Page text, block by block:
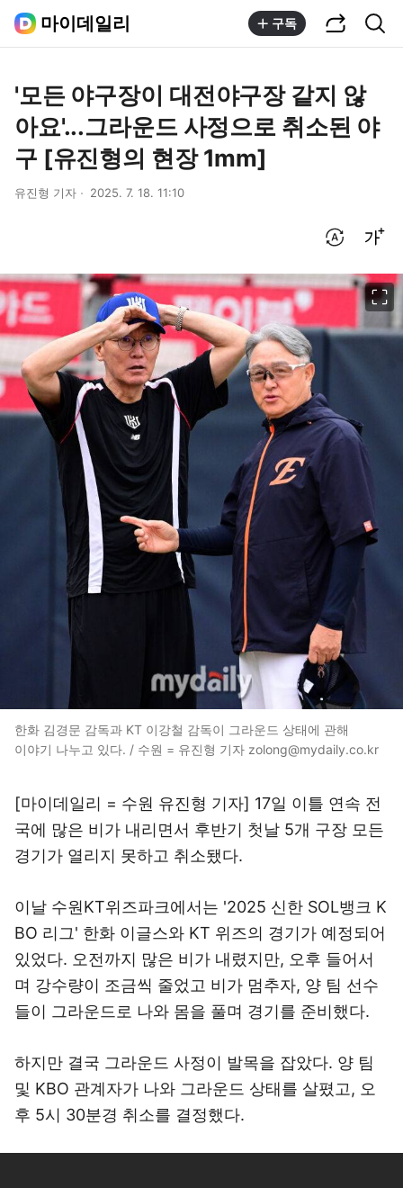
마이데일리 구독
'모든 야구장이 대전야구장 같지 않
아요'...그라운드 사정으로 취소된 야
구 [유진형의 현장 1mm]
유진형 기자 2025. 7. 18. 11:10
한화 김경문 감독과 KT 이강철 감독이 그라운드 상태에 관해
이야기 나누고 있다. / 수원 = 유진형 기자 zolong@mydaily.co.kr
[마이데일리 = 수원 유진형 기자] 17일 이틀 연속 전
국에 많은 비가 내리면서 후반기 첫날 5개 구장 모든
경기가 열리지 못하고 취소됐다.
이날 수원KT위즈파크에서는 '2025 신한 SOL뱅크 K
BO 리그' 한화 이글스와 KT 위즈의 경기가 예정되어
있었다. 오전까지 많은 비가 내렸지만, 오후 들어서
며 강수량이 조금씩 줄었고 비가 멈추자, 양 팀 선수
들이 그라운드로 나와 몸을 풀며 경기를 준비했다.
하지만 결국 그라운드 사정이 발목을 잡았다. 양 팀
및 KBO 관계자가 나와 그라운드 상태를 살폈고, 오
후 5시 30분경 취소를 결정했다.